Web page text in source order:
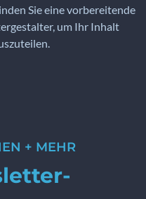
Sie eine vorbereitende
um Ihr Inhalt
+ MEHR